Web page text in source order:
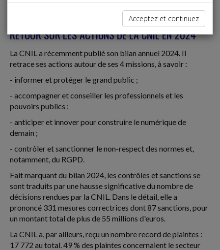
Vie des affaires
RETOUR SUR LES ACTIONS DE LA CNIL EN 2024
La CNIL a récemment publié son bilan annuel 2024. Il
retrace ses actions autour de ses 4 missions, à savoir :
- informer et protéger le grand public ;
- accompagner et conseiller les professionnels et les
pouvoirs publics ;
- anticiper et innover pour construire le numérique de
demain ;
- contrôler et sanctionner le non-respect des normes et,
notamment, du RGPD.
Fait marquant du bilan 2024, les contrôles et sanctions se
sont traduits par une hausse significative du nombre de
décisions rendues par la CNIL. Dans le détail, elle a
prononcé 331 mesures correctrices dont 87 sanctions, pour
un montant total de plus de 55 millions d'euros.
La CNIL a, par ailleurs, reçu un nombre record de plaintes :
17 772 au total. 49 % des plaintes concernaient le secteur
Acceptez et continuez